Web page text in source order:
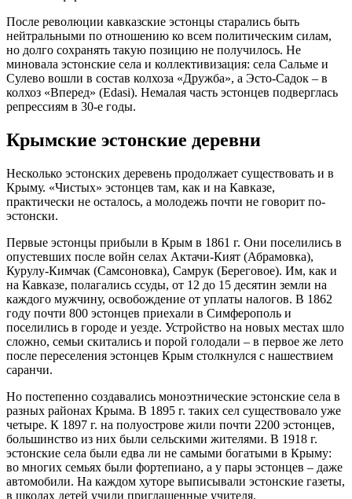
После революции кавказские эстонцы старались быть
нейтральными по отношению ко всем политическим силам,
но долго сохранять такую позицию не получилось. Не
миновала эстонские села и коллективизация: села Сальме и
Сулево вошли в состав колхоза «Дружба», а Эсто-Садок – в
колхоз «Вперед» (Edasi). Немалая часть эстонцев подверглась
репрессиям в 30-е годы.
Крымские эстонские деревни
Несколько эстонских деревень продолжает существовать и в
Крыму. «Чистых» эстонцев там, как и на Кавказе,
практически не осталось, а молодежь почти не говорит по-
эстонски.
Первые эстонцы прибыли в Крым в 1861 г. Они поселились в
опустевших после войн селах Актачи-Кият (Абрамовка),
Курулу-Кимчак (Самсоновка), Самрук (Береговое). Им, как и
на Кавказе, полагались ссуды, от 12 до 15 десятин земли на
каждого мужчину, освобождение от уплаты налогов. В 1862
году почти 800 эстонцев приехали в Симферополь и
поселились в городе и уезде. Устройство на новых местах шло
сложно, семьи скитались и порой голодали – в первое же лето
после переселения эстонцев Крым столкнулся с нашествием
саранчи.
Но постепенно создавались моноэтнические эстонские села в
разных районах Крыма. В 1895 г. таких сел существовало уже
четыре. К 1897 г. на полуострове жили почти 2200 эстонцев,
большинство из них были сельскими жителями. В 1918 г.
эстонские села были едва ли не самыми богатыми в Крыму:
во многих семьях были фортепиано, а у пары эстонцев – даже
автомобили. На каждом хуторе выписывали эстонские газеты,
в школах детей учили приглашенные учителя.